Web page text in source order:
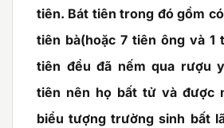
tiên. Bát tiên trong đó gồm
tiên bà(hoặc 7 tiên ông và 1
tiên đều đã nếm qua rượu
tiên nên họ bất tử và được
biểu tượng trường sinh bất